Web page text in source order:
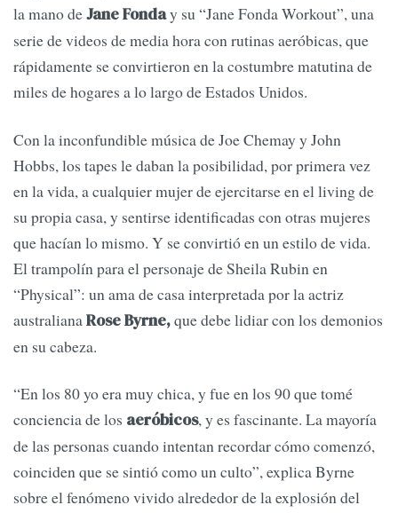
la mano deJane Fonday su “Jane Fonda Workout”, una
serie de videos de media hora con rutinas aeróbicas, que
rápidamente se convirtieron en la costumbre matutina de
miles de hogares a lo largo de Estados Unidos.
Con la inconfundible música de Joe Chemay y John
Hobbs, los tapes le daban la posibilidad, por primera vez
en la vida, a cualquier mujer de ejercitarse en el living de
su propia casa, y sentirse identificadas con otras mujeres
que hacían lo mismo. Y se convirtió en un estilo de vida.
El trampolín para el personaje de Sheila Rubin en
“Physical”: un ama de casa interpretada por la actriz
australiana Rose Byrne,que debe lidiar con los demonios
en su cabeza.
“En los 80 yo era muy chica, y fue en los 90 que tomé
conciencia de los aeróbicos, y es fascinante. La mayoría
de las personas cuando intentan recordar cómo comenzó,
coinciden que se sintió como un culto”, explica Byrne
sobre el fenómeno vivido alrededor de la explosión del